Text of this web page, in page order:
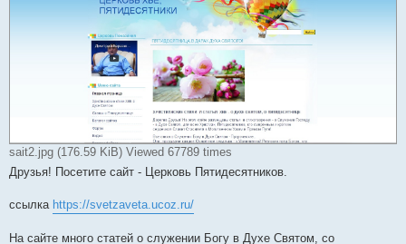
sait2.jpg (176.59 KiB) Viewed 67789 times
Друзья! Посетите сайт - Церковь Пятидесятников.
ссылка https://svetzaveta.ucoz.ru/
На сайте много статей о служении Богу в Духе Святом, со